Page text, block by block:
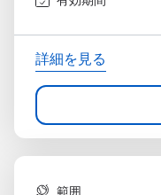
詳細を見る
範囲